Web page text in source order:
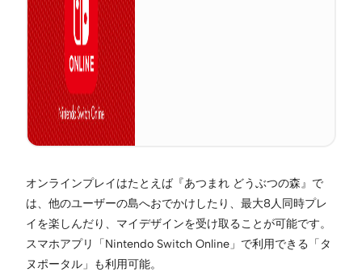
オンラインプレイはたとえば『あつまれ どうぶつの森』で
は、他のユーザーの島へおでかけしたり、最大8人同時プレ
イを楽しんだり、マイデザインを受け取ることが可能です。
スマホアプリ「Nintendo Switch Online」で利用できる「タ
ヌポータル」も利用可能。